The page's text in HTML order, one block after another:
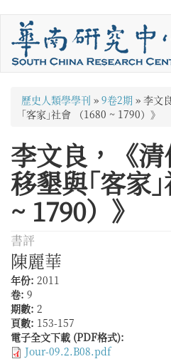
您
在
這
裡
歷史人類學學刊 » 9卷2期 » 李文
｢客家｣社會 （1680 ~ 1790）》
李文良，《
移墾與｢客家
~ 1790）》
書評
陳麗華
年份: 2011
卷: 9
期數: 2
頁數: 153-157
電子全文下載 (PDF格式):
Jour-09.2.B08.pdf